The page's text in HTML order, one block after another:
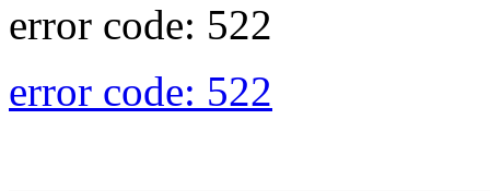
error code: 522
error code: 522